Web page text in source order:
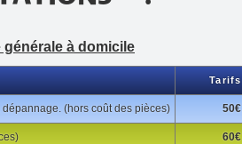
à domicile
Tarifs
(hors coût des pièces) 50€
60€